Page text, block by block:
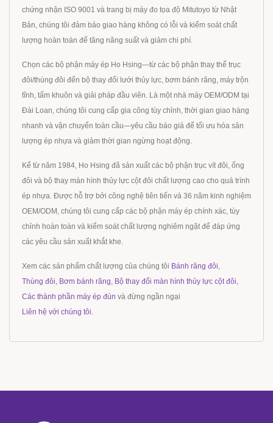
chứng nhận ISO 9001 và trang bị máy đo tọa độ Mitutoyo từ Nhật
Bản, chúng tôi đảm bảo giao hàng không có lỗi và kiểm soát chất
lượng hoàn toàn để tăng năng suất và giảm chi phí.
Chọn các bộ phận máy ép Ho Hsing—từ các bộ phận thay thế trục
đôi/thùng đôi đến bộ thay đổi lưới thủy lực, bơm bánh răng, máy trộn
tĩnh, tấm khuôn và giải pháp đầu viên. Là một nhà máy OEM/ODM tại
Đài Loan, chúng tôi cung cấp gia công tùy chỉnh, thời gian giao hàng
nhanh và vận chuyển toàn cầu—yêu cầu báo giá để tối ưu hóa sản
lượng ép nhựa và giảm thời gian ngừng hoạt động.
Kể từ năm 1984, Ho Hsing đã sản xuất các bộ phận trục vít đôi, ống
đôi và bộ thay màn hình thủy lực cột đôi chất lượng cao cho quá trình
ép nhựa. Được hỗ trợ bởi công nghệ tiên tiến và 36 năm kinh nghiệm
OEM/ODM, chúng tôi cung cấp các bộ phận máy ép chính xác, tùy
chỉnh hoàn toàn và kiểm soát chất lượng nghiêm ngặt để đáp ứng
các yêu cầu sản xuất khắt khe.
Xem các sản phẩm chất lượng của chúng tôi Bánh răng đôi,
Thùng đôi, Bơm bánh răng, Bộ thay đổi màn hình thủy lực cột đôi,
Các thành phần máy ép đùn và đừng ngần ngại
Liên hệ với chúng tôi.